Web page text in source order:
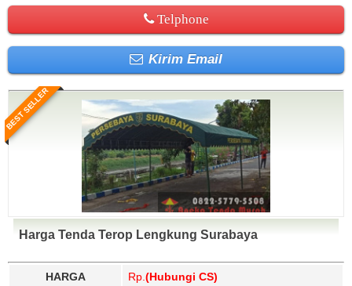
Telphone
Kirim Email
BEST SELLER
Harga Tenda Terop Lengkung Surabaya
HARGA Rp. (Hubungi CS)